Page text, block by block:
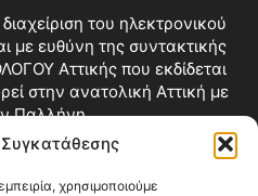
Συγκατάθεσης
χρησιμοποιούμε
του ηλεκτρονικού
με ευθύνη της συντακτικής
Αττικής που εκδίδεται
στην ανατολική Αττική με
Παλλήνη.